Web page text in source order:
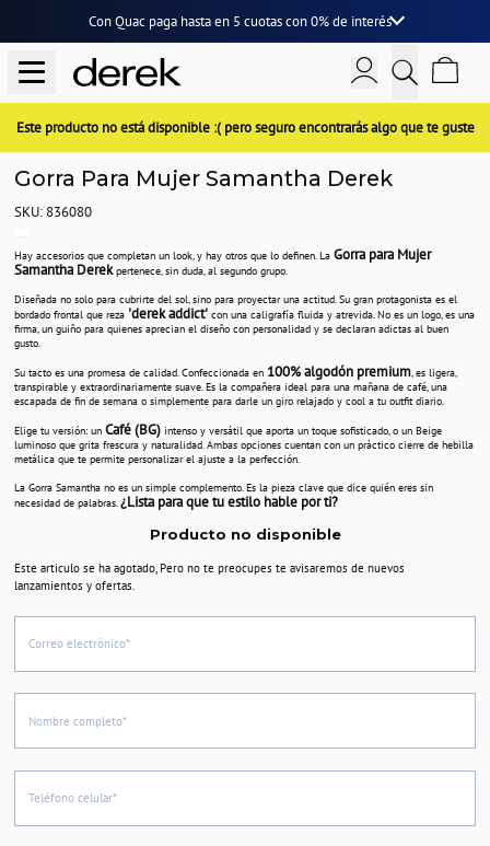
Con Quac paga hasta en 5 cuotascon0% de interés
Este producto no está disponible :( pero seguro encontrarás algo que te guste
Gorra Para Mujer Samantha Derek
SKU: 836080
Hay accesorios que completan un look, y hay otros que lo definen. La Gorra para Mujer
Samantha Derekpertenece, sin duda, al segundo grupo.
Diseñada no solo para cubrirte del sol, sino para proyectar una actitud. Su gran protagonista es el
bordado frontal que reza 'derek addict' con una caligrafía fluida y atrevida. No es un logo, es una
firma, un guiño para quienes aprecian el diseño con personalidad y se declaran adictas al buen
gusto.
Su tacto es una promesa de calidad. Confeccionada en 100% algodón premium, es ligera,
transpirable y extraordinariamente suave. Es la compañera ideal para una mañana de café, una
escapada de fin de semana o simplemente para darle un giro relajado y cool a tu outfit diario.
Elige tu versión: un Café (BG) intenso y versátil que aporta un toque sofisticado, o un Beige
luminoso que grita frescura y naturalidad. Ambas opciones cuentan con un práctico cierre de hebilla
metálica que te permite personalizar el ajuste a la perfección.
La Gorra Samantha no es un simple complemento. Es la pieza clave que dice quién eres sin
necesidad de palabras.¿Lista para que tu estilo hable por ti?
Producto no disponible
Este articulo se ha agotado, Pero no te preocupes te avisaremos de nuevos
lanzamientos y ofertas.
Correo electrónico*
Nombre completo*
Teléfono celular*